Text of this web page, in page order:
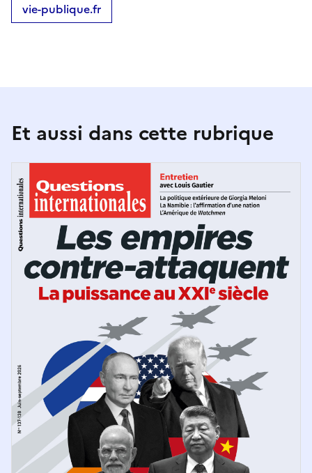
vie-publique.fr
Et aussi dans cette rubrique